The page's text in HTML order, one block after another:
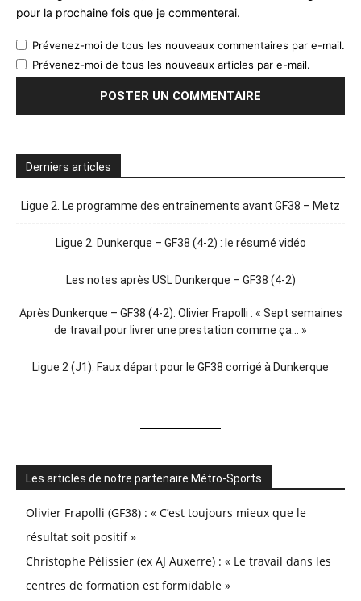
pour la prochaine fois que je commenterai.
Prévenez-moi de tous les nouveaux commentaires par e-mail.
Prévenez-moi de tous les nouveaux articles par e-mail.
Derniers articles
Ligue 2. Le programme des entraînements avant GF38 – Metz
Ligue 2. Dunkerque – GF38 (4-2) : le résumé vidéo
Les notes après USL Dunkerque – GF38 (4-2)
Après Dunkerque – GF38 (4-2). Olivier Frapolli : « Sept semaines
de travail pour livrer une prestation comme ça… »
Ligue 2 (J1). Faux départ pour le GF38 corrigé à Dunkerque
Les articles de notre partenaire Métro-Sports
Olivier Frapolli (GF38) : « C’est toujours mieux que le
résultat soit positif »
Christophe Pélissier (ex AJ Auxerre) : « Le travail dans les
centres de formation est formidable »